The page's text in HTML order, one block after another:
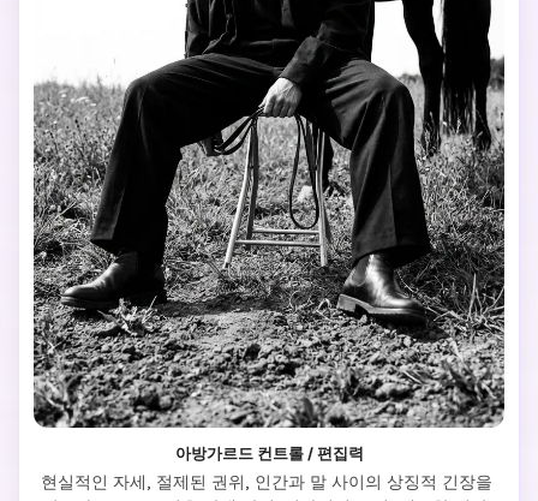
아방가르드 컨트롤 / 편집력
현실적인 자세, 절제된 권위, 인간과 말 사이의 상징적 긴장을